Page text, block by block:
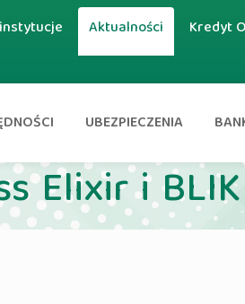
Aktualności Kredyt
UBEZPIECZENIA
Elixir i BLIK